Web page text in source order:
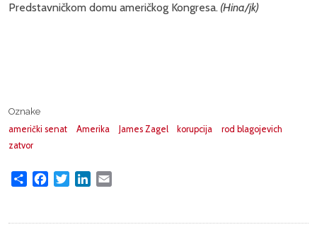
Predstavničkom domu američkog Kongresa. (Hina/jk)
Oznake
američki senat
Amerika James Zagel korupcija
rod blagojevich
zatvor
Share FacebookTwitterLinkedIn